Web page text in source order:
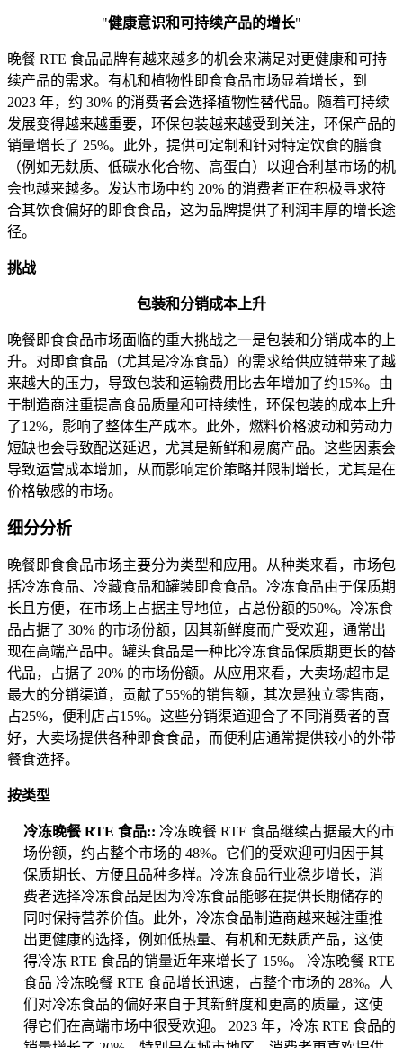
"健康意识和可持续产品的增长"
晚餐 RTE 食品品牌有越来越多的机会来满足对更健康和可持
续产品的需求。有机和植物性即食食品市场显着增长，到
2023 年，约 30% 的消费者会选择植物性替代品。随着可持续
发展变得越来越重要，环保包装越来越受到关注，环保产品的
销量增长了 25%。此外，提供可定制和针对特定饮食的膳食
（例如无麸质、低碳水化合物、高蛋白）以迎合利基市场的机
会也越来越多。发达市场中约 20% 的消费者正在积极寻求符
合其饮食偏好的即食食品，这为品牌提供了利润丰厚的增长途
径。
挑战
包装和分销成本上升
晚餐即食食品市场面临的重大挑战之一是包装和分销成本的上
升。对即食食品（尤其是冷冻食品）的需求给供应链带来了越
来越大的压力，导致包装和运输费用比去年增加了约15%。由
于制造商注重提高食品质量和可持续性，环保包装的成本上升
了12%，影响了整体生产成本。此外，燃料价格波动和劳动力
短缺也会导致配送延迟，尤其是新鲜和易腐产品。这些因素会
导致运营成本增加，从而影响定价策略并限制增长，尤其是在
价格敏感的市场。
细分分析
晚餐即食食品市场主要分为类型和应用。从种类来看，市场包
括冷冻食品、冷藏食品和罐装即食食品。冷冻食品由于保质期
长且方便，在市场上占据主导地位，占总份额的50%。冷冻食
品占据了 30% 的市场份额，因其新鲜度而广受欢迎，通常出
现在高端产品中。罐头食品是一种比冷冻食品保质期更长的替
代品，占据了 20% 的市场份额。从应用来看，大卖场/超市是
最大的分销渠道，贡献了55%的销售额，其次是独立零售商，
占25%，便利店占15%。这些分销渠道迎合了不同消费者的喜
好，大卖场提供各种即食食品，而便利店通常提供较小的外带
餐食选择。
按类型
冷冻晚餐 RTE 食品:: 冷冻晚餐 RTE 食品继续占据最大的市
场份额，约占整个市场的 48%。它们的受欢迎可归因于其
保质期长、方便且品种多样。冷冻食品行业稳步增长，消
费者选择冷冻食品是因为冷冻食品能够在提供长期储存的
同时保持营养价值。此外，冷冻食品制造商越来越注重推
出更健康的选择，例如低热量、有机和无麸质产品，这使
得冷冻 RTE 食品的销量近年来增长了 15%。 冷冻晚餐 RTE
食品 冷冻晚餐 RTE 食品增长迅速，占整个市场的 28%。人
们对冷冻食品的偏好来自于其新鲜度和更高的质量，这使
得它们在高端市场中很受欢迎。 2023 年，冷冻 RTE 食品的